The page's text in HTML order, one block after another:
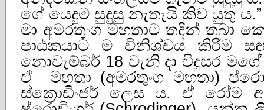
ගේ යෙදුම සුදුසු නැතැයි කිව යුතු
මා අමරතුංග මහතාට තදින් තබා
පාඨකයාට ම විනිශ්චය කිරීම
නොවැම්බර් 18 වැනි දා විදුසර
ඒ මහතා (අමරතුංග මහතා)
ස්ක්‍රොඩිංජර් ලෙස ය. ඒ රෝම